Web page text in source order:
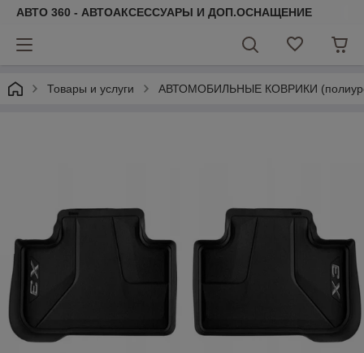
АВТО 360 - АВТОАКСЕССУАРЫ И ДОП.ОСНАЩЕНИЕ
Товары и услуги АВТОМОБИЛЬНЫЕ КОВРИКИ